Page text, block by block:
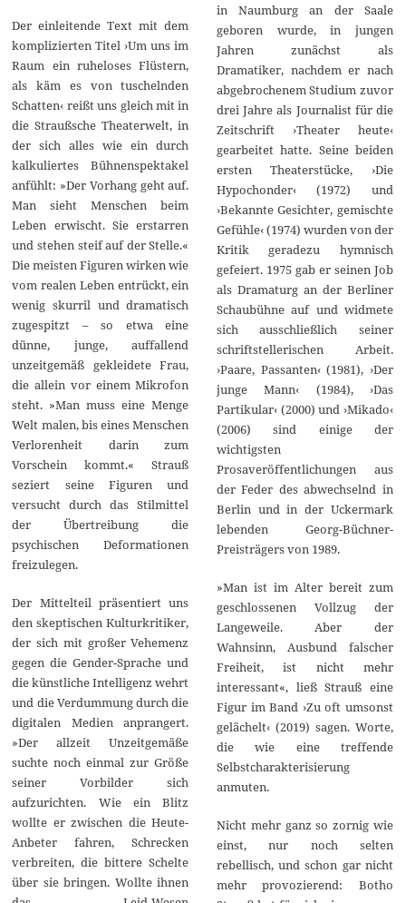
Der einleitende Text mit dem
komplizierten Titel ›Um uns im
Raum ein ruheloses Flüstern,
als käm es von tuschelnden
Schatten‹ reißt uns gleich mit in
die Straußsche Theaterwelt, in
der sich alles wie ein durch
kalkuliertes Bühnenspektakel
anfühlt: »Der Vorhang geht auf.
Man sieht Menschen beim
Leben erwischt. Sie erstarren
und stehen steif auf der Stelle.«
Die meisten Figuren wirken wie
vom realen Leben entrückt, ein
wenig skurril und dramatisch
zugespitzt – so etwa eine
dünne, junge, auffallend
unzeitgemäß gekleidete Frau,
die allein vor einem Mikrofon
steht. »Man muss eine Menge
Welt malen, bis eines Menschen
Verlorenheit darin zum
Vorschein kommt.« Strauß
seziert seine Figuren und
versucht durch das Stilmittel
der Übertreibung die
psychischen Deformationen
freizulegen.
Der Mittelteil präsentiert uns
den skeptischen Kulturkritiker,
der sich mit großer Vehemenz
gegen die Gender-Sprache und
die künstliche Intelligenz wehrt
und die Verdummung durch die
digitalen Medien anprangert.
»Der allzeit Unzeitgemäße
suchte noch einmal zur Größe
seiner Vorbilder sich
aufzurichten. Wie ein Blitz
wollte er zwischen die Heute-
Anbeter fahren, Schrecken
verbreiten, die bittere Schelte
über sie bringen. Wollte ihnen
in Naumburg an der Saale
geboren wurde, in jungen
Jahren zunächst als
Dramatiker, nachdem er nach
abgebrochenem Studium zuvor
drei Jahre als Journalist für die
Zeitschrift ›Theater heute‹
gearbeitet hatte. Seine beiden
ersten Theaterstücke, ›Die
Hypochonder‹ (1972) und
›Bekannte Gesichter, gemischte
Gefühle‹ (1974) wurden von der
Kritik geradezu hymnisch
gefeiert. 1975 gab er seinen Job
als Dramaturg an der Berliner
Schaubühne auf und widmete
sich ausschließlich seiner
schriftstellerischen Arbeit.
›Paare, Passanten‹ (1981), ›Der
junge Mann‹ (1984), ›Das
Partikular‹ (2000) und ›Mikado‹
(2006) sind einige der
wichtigsten
Prosaveröffentlichungen aus
der Feder des abwechselnd in
Berlin und in der Uckermark
lebenden Georg-Büchner-
Preisträgers von 1989.
»Man ist im Alter bereit zum
geschlossenen Vollzug der
Langeweile. Aber der
Wahnsinn, Ausbund falscher
Freiheit, ist nicht mehr
interessant«, ließ Strauß eine
Figur im Band ›Zu oft umsonst
gelächelt‹ (2019) sagen. Worte,
die wie eine treffende
Selbstcharakterisierung
anmuten.
Nicht mehr ganz so zornig wie
einst, nur noch selten
rebellisch, und schon gar nicht
mehr provozierend: Botho